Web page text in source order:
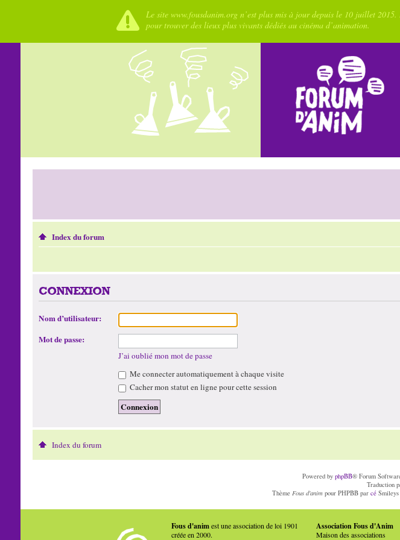
Le site www.fousdanim.org n’est plus mis à jour depuis le 10 juillet
pour trouver des lieux plus vivants dédiés au cinéma d’animation.
Index du forum
CONNEXION
Nom d’utilisateur:
Mot de passe:
J’ai oublié mon mot de passe
Me connecter automatiquement à chaque visite
Cacher mon statut en ligne pour cette session
Index du forum
Powered by phpBB® Forum
Traduction
Thème Fous d'anim pour PHPBB parcé
Fous d'animest une association de loi 1901
créée en 2000.
Association Fous d'Anim
Maison des associations